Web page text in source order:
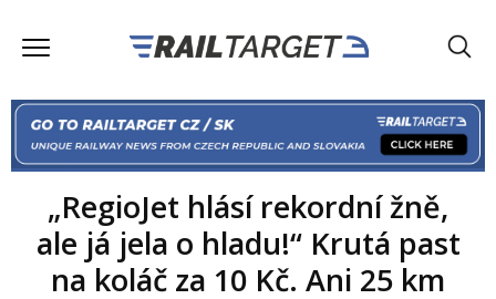
„RegioJet hlásí rekordní žně,
ale já jela o hladu!“ Krutá past
na koláč za 10 Kč. Ani 25 km